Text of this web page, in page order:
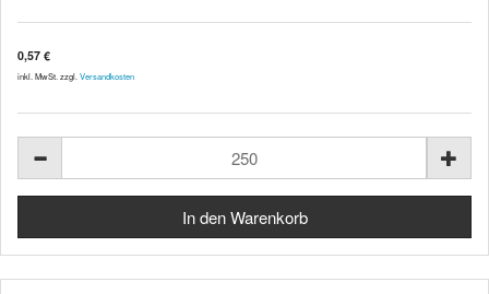
0,57 €
inkl. MwSt. zzgl. Versandkosten